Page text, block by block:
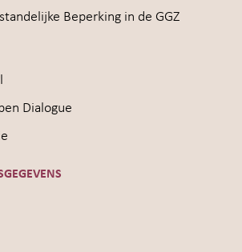
Beperking in de GGZ
Dialogue